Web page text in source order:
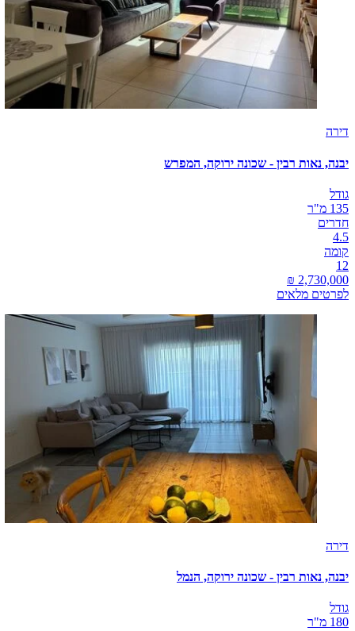
דירה
יבנה, נאות רבין - שכונה ירוקה, המפרש
גודל
135 מ"ר
חדרים
4.5
קומה
12
לפרטים מלאים
דירה
יבנה, נאות רבין - שכונה ירוקה, הנמל
גודל
180 מ"ר